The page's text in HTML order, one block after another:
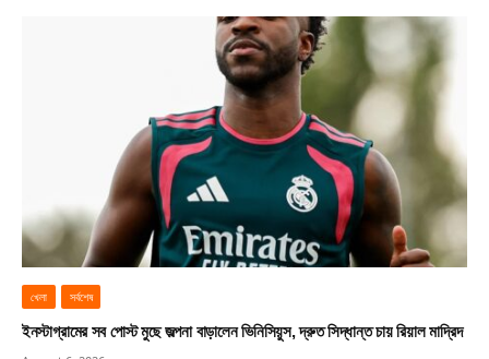
খেলা সর্বশেষ
ইনস্টাগ্রামের সব পোস্ট মুছে জল্পনা বাড়ালেন ভিনিসিয়ুস, দ্রুত সিদ্ধান্ত চায় রিয়াল মাদ্রিদ